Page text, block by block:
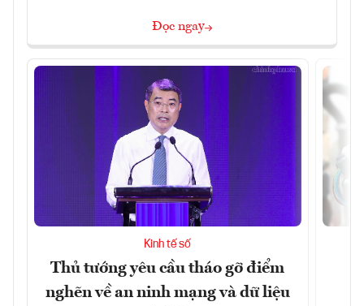
Đọc ngay
Kinh tế số
Thủ tướng yêu cầu tháo gỡ điểm
nghẽn về an ninh mạng và dữ liệu